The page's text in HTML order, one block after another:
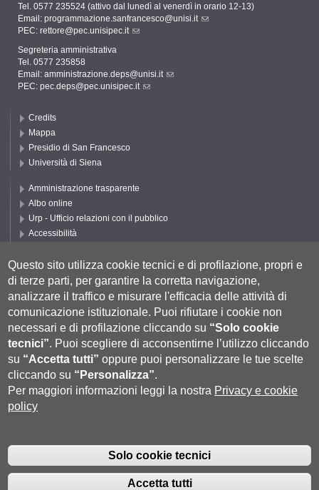
Tel. 0577 235524 (attivo dal lunedì al venerdì in orario 12-13)
Email: programmazione.sanfrancesco@unisi.it
PEC: rettore@pec.unisipec.it
Segreteria amministrativa
Tel. 0577 235858
Email: amministrazione.deps@unisi.it
PEC: pec.deps@pec.unisipec.it
Credits
Mappa
Presidio di San Francesco
Università di Siena
Amministrazione trasparente
Albo online
Urp - Ufficio relazioni con il pubblico
Accessibilità
Cookie settings
Segui DEPS
P.IVA 00273530527 | C.F. 80002070524 |Coordinate bancarie|Caselle
Pec: Posta Elettronica Certificata|Fatturazione Elettronica
Questo sito utilizza cookie tecnici e di profilazione, propri e
di terze parti, per garantire la corretta navigazione,
analizzare il traffico e misurare l'efficacia delle attività di
comunicazione istituzionale. Puoi rifiutare i cookie non
necessari e di profilazione cliccando su “Solo cookie
tecnici”. Puoi scegliere di acconsentirne l’utilizzo cliccando
su “Accetta tutti” oppure puoi personalizzare le tue scelte
cliccando su “Personalizza”.
Per maggiori informazioni leggi la nostra Privacy e cookie
policy
Solo cookie tecnici
Accetta tutti